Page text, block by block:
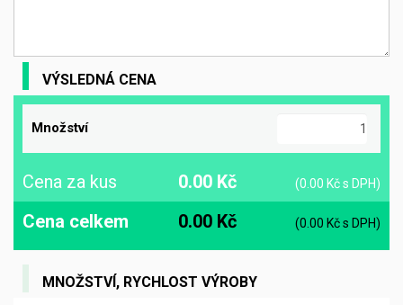
VÝSLEDNÁ CENA
Množství
Cena za kus 0.00 Kč (0.00 Kč s DPH)
Cena celkem 0.00 Kč (0.00 Kč s DPH)